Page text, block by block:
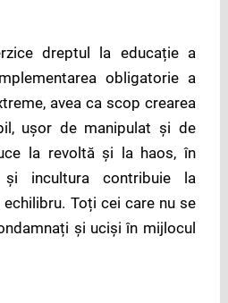
dreptul la educație a
obligatorie a
avea ca scop crearea
ușor de manipulat și de
la revoltă și la haos, în
incultura contribuie la
Toți cei care nu se
și uciși în mijlocul